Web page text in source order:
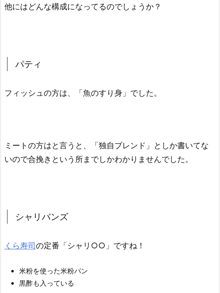
他にはどんな構成になってるのでしょうか？
パティ
フィッシュの方は、「魚のすり身」でした。
ミートの方はと言うと、「独自ブレンド」としか書いてな
いので合挽きという所までしかわかりませんでした。
シャリバンズ
くら寿司の定番「シャリ○○」ですね！
米粉を使った米粉パン
黒酢も入っている